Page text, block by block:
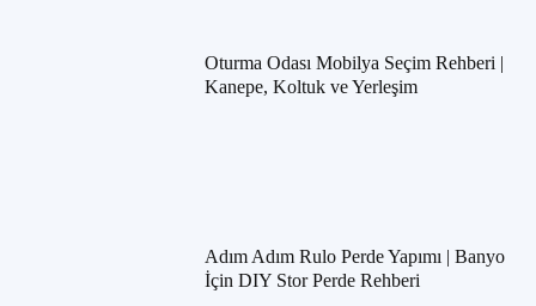
Oturma Odası Mobilya Seçim Rehberi |
Kanepe, Koltuk ve Yerleşim
Adım Adım Rulo Perde Yapımı | Banyo
İçin DIY Stor Perde Rehberi